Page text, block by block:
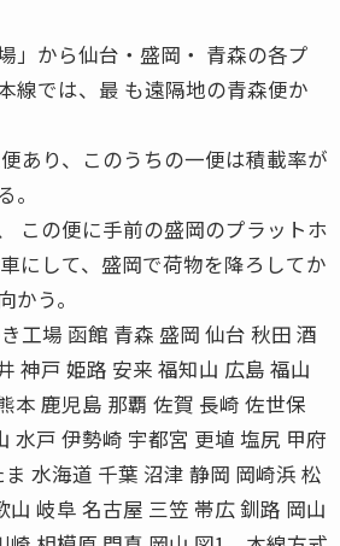
」から仙台・盛岡・ 青森の各プ
線では、最 も遠隔地の青森便か
あり、このうちの一便は積載率が
この便に手前の盛岡のプラットホ
にして、盛岡で荷物を降ろしてか
かう。
工場 函館 青森 盛岡 仙台 秋田 酒
神戸 姫路 安来 福知山 広島 福山
本 鹿児島 那覇 佐賀 長崎 佐世保
水戸 伊勢崎 宇都宮 更埴 塩尻 甲府
水海道 千葉 沼津 静岡 岡崎浜 松
山 岐阜 名古屋 三笠 帯広 釧路 岡山